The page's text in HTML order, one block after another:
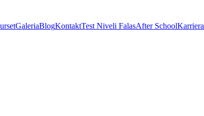
GaleriaBlogKontaktTest Niveli FalasAfter SchoolKarriera